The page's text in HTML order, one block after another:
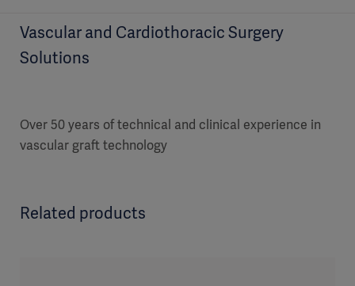
Vascular and Cardiothoracic Surgery
Solutions
Over 50 years of technical and clinical experience in
vascular graft technology
Related products